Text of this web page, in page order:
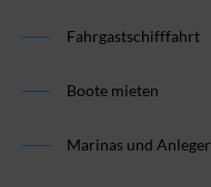
Fahrgastschifffahrt
Boote mieten
Marinas und Anleger